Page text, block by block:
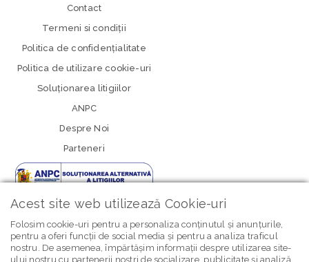
Contact
Termeni si condiţii
Politica de confidenţialitate
Politica de utilizare cookie-uri
Soluționarea litigiilor
ANPC
Despre Noi
Parteneri
Acest site web utilizează Cookie-uri
Folosim cookie-uri pentru a personaliza conținutul și anunțurile,
pentru a oferi funcții de social media și pentru a analiza traficul
nostru. De asemenea, împărtășim informații despre utilizarea site-
ului nostru cu partenerii noștri de socializare, publicitate și analiză,